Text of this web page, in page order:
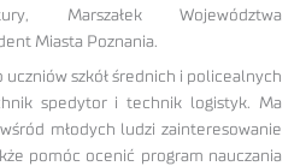
Marszałek Województwa
Miasta Poznania.
uczniów szkół średnich i policealnych
spedytor i technik logistyk. Ma
młodych ludzi zainteresowanie
pomóc ocenić program nauczania